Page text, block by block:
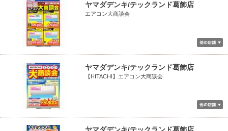
ヤマダデンキ/テックランド葛飾店
エアコン大商談会
ヤマダデンキ/テックランド葛飾店
【HITACHI】エアコン大商談会